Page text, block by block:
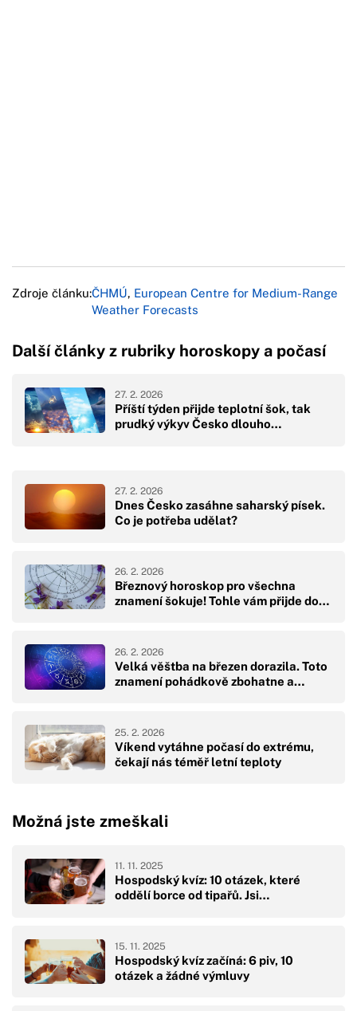
Zdroje článku:ČHMÚ, European Centre for Medium-Range
Weather Forecasts
Další články z rubriky horoskopy a počasí
Příští týden přijde teplotní šok, tak
prudký výkyv Česko dlouho…
27. 2. 2026
Dnes Česko zasáhne saharský písek.
Co je potřeba udělat?
27. 2. 2026
Březnový horoskop pro všechna
znamení šokuje! Tohle vám přijde do…
26. 2. 2026
Velká věštba na březen dorazila. Toto
znamení pohádkově zbohatne a…
26. 2. 2026
Víkend vytáhne počasí do extrému,
čekají nás téměř letní teploty
25. 2. 2026
Možná jste zmeškali
Hospodský kvíz: 10 otázek, které
oddělí borce od tipařů. Jsi…
11. 11. 2025
Hospodský kvíz začíná: 6 piv, 10
otázek a žádné výmluvy
15. 11. 2025